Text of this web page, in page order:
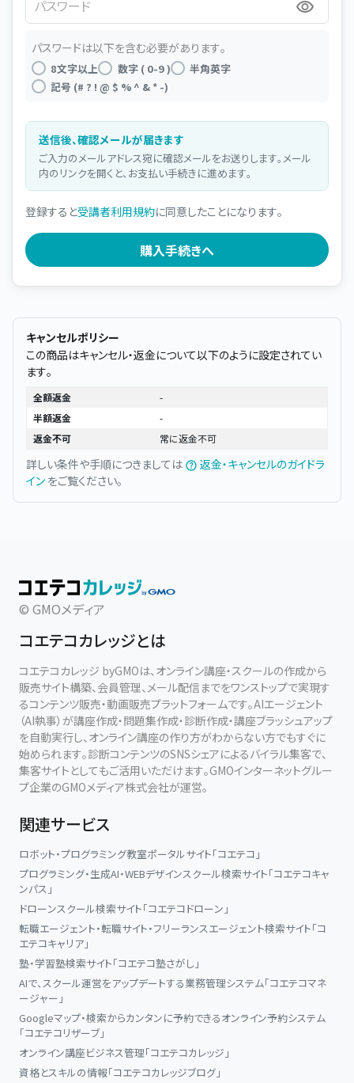
パスワードは以下を含む必要があります。
8文字以上 数字 ( 0-9 )
半角英字
記号 (# ? ! @ $ % ^ & * -)
送信後、確認メールが届きます
ご入力のメールアドレス宛に確認メールをお送りします。メール
内のリンクを開くと、お支払い手続きに進めます。
登録すると受講者利用規約に同意したことになります。
キャンセルポリシー
この商品はキャンセル・返金について以下のように設定されてい
ます。
全額返金
-
半額返金
-
返金不可
常に返金不可
詳しい条件や手順につきましては
返金・キャンセルのガイドラ
イン をご覧ください。
© GMOメディア
コエテコカレッジとは
コエテコカレッジ byGMOは、オンライン講座・スクールの作成から
販売サイト構築、会員管理、メール配信までをワンストップで実現す
るコンテンツ販売・動画販売プラットフォームです。AIエージェント
（AI執事）が講座作成・問題集作成・診断作成・講座ブラッシュアップ
を自動実行し、オンライン講座の作り方がわからない方でもすぐに
始められます。診断コンテンツのSNSシェアによるバイラル集客で、
集客サイトとしてもご活用いただけます。GMOインターネットグルー
プ企業のGMOメディア株式会社が運営。
関連サービス
ロボット・プログラミング教室ポータルサイト「コエテコ」
プログラミング・生成AI・WEBデザインスクール検索サイト「コエテコキャ
ンパス」
ドローンスクール検索サイト「コエテコドローン」
転職エージェント・転職サイト・フリーランスエージェント検索サイト「コ
エテコキャリア」
塾・学習塾検索サイト「コエテコ塾さがし」
AIで、スクール運営をアップデートする業務管理システム「コエテコマネ
ージャー」
Googleマップ・検索からカンタンに予約できるオンライン予約システム
「コエテコリザーブ」
オンライン講座ビジネス管理「コエテコカレッジ」
資格とスキルの情報「コエテコカレッジブログ」